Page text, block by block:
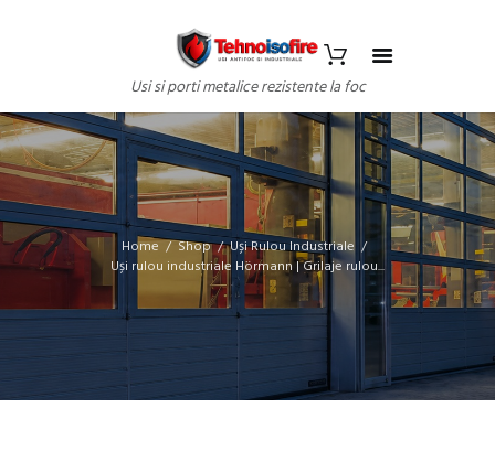
Usi si porti metalice rezistente la foc
Home Shop
Uși Rulou Industriale
Uși rulou industriale Hörmann | Grilaje rulou...